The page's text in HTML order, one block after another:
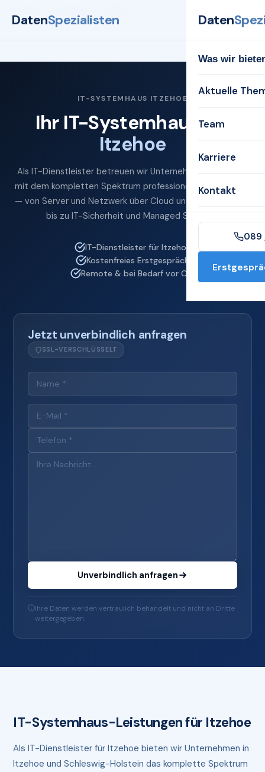
DatenSpezialisten Daten
Was wir
Aktuelle
Team
Karriere
Kontakt
089
IT-SYSTEMHAUS ITZEHOE
Ihr IT-Systemhaus für
Itzehoe
Als IT-Dienstleister betreuen wir Unternehmen in Itzehoe
mit dem kompletten Spektrum professioneller IT-Services
— von Server und Netzwerk über Cloud und Microsoft 365
bis zu IT-Sicherheit und Managed Services.
IT-Dienstleister für Itzehoe
Kostenfreies Erstgespräch
Remote & bei Bedarf vor Ort
Jetzt unverbindlich anfragen
SSL-VERSCHLÜSSELT
Unverbindlich anfragen
Ihre Daten werden vertraulich behandelt und nicht an Dritte
weitergegeben.
IT-Systemhaus-Leistungen für Itzehoe
Als IT-Dienstleister für Itzehoe bieten wir Unternehmen in
Itzehoe und Schleswig-Holstein das komplette Spektrum